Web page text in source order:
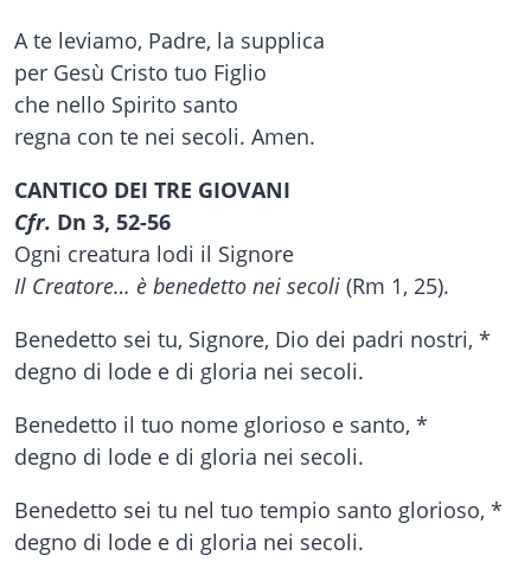
A te leviamo, Padre, la supplica
per Gesù Cristo tuo Figlio
che nello Spirito santo
regna con te nei secoli. Amen.
CANTICO DEI TRE GIOVANI
Cfr. Dn 3, 52-56
Ogni creatura lodi il Signore
Il Creatore… è benedetto nei secoli (Rm 1, 25).
Benedetto sei tu, Signore, Dio dei padri nostri, *
degno di lode e di gloria nei secoli.
Benedetto il tuo nome glorioso e santo, *
degno di lode e di gloria nei secoli.
Benedetto sei tu nel tuo tempio santo glorioso, *
degno di lode e di gloria nei secoli.